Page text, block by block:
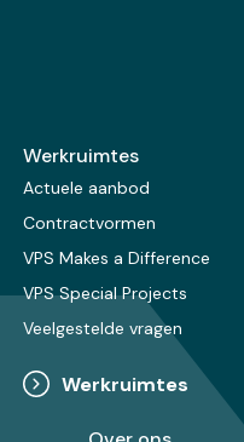
Werkruimtes
Actuele aanbod
Contractvormen
VPS Makes a Difference
VPS Special Projects
Veelgestelde vragen
Werkruimtes